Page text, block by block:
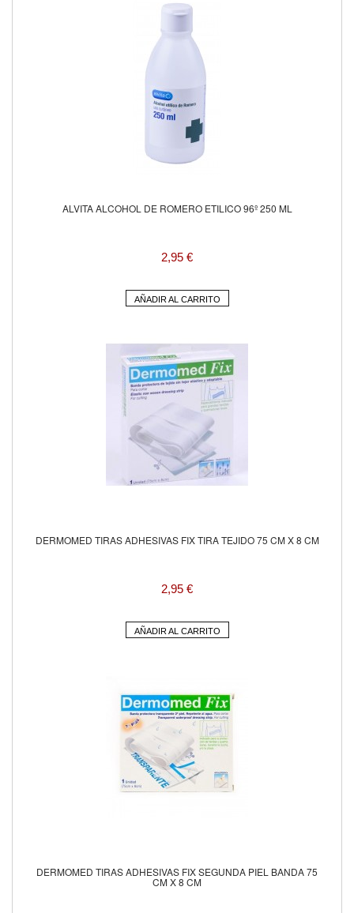
ALVITA ALCOHOL DE ROMERO ETILICO 96º 250 ML
2,95 €
AÑADIR AL CARRITO
DERMOMED TIRAS ADHESIVAS FIX TIRA TEJIDO 75 CM X 8 CM
2,95 €
AÑADIR AL CARRITO
DERMOMED TIRAS ADHESIVAS FIX SEGUNDA PIEL BANDA 75
CM X 8 CM